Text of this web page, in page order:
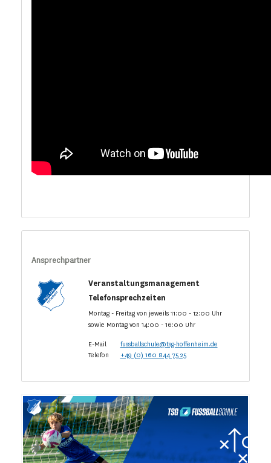
Ansprechpartner
Veranstaltungsmanagement
Telefonsprechzeiten
Montag - Freitag von jeweils 11:00 - 12:00 Uhr
sowie Montag von 14:00 - 16:00 Uhr
E-Mail
fussballschule@tsg-hoffenheim.de
Telefon
+49 (0) 160 844 75 25